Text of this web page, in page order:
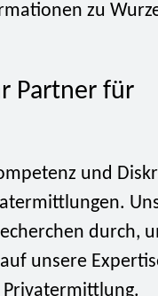
zu
Partner für
und
durch,
unsere